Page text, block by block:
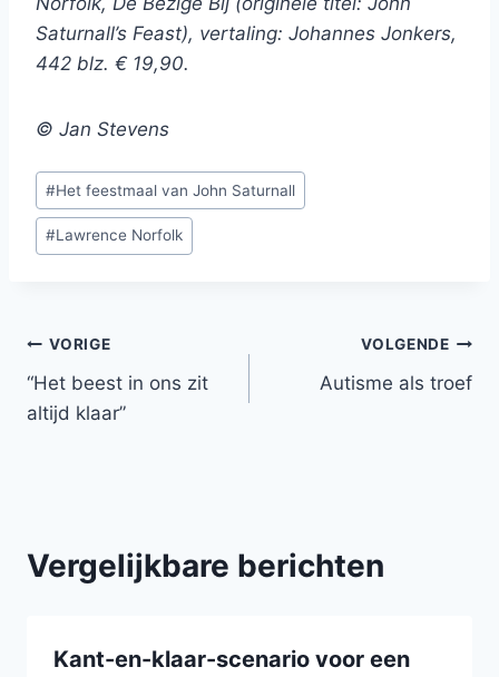
Saturnall’s Feast), vertaling: Johannes Jonkers,
442 blz. € 19,90.
© Jan Stevens
Bericht
tags:
#Het feestmaal van John Saturnall
#Lawrence Norfolk
Bericht
navigatie
VORIGE
“Het beest in ons zit
altijd klaar”
VOLGENDE
Autisme als troef
Vergelijkbare berichten
Kant-en-klaar-scenario voor een